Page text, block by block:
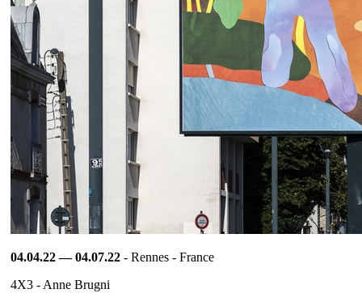
04.04.22 — 04.07.22 - Rennes - France
4X3 - Anne Brugni